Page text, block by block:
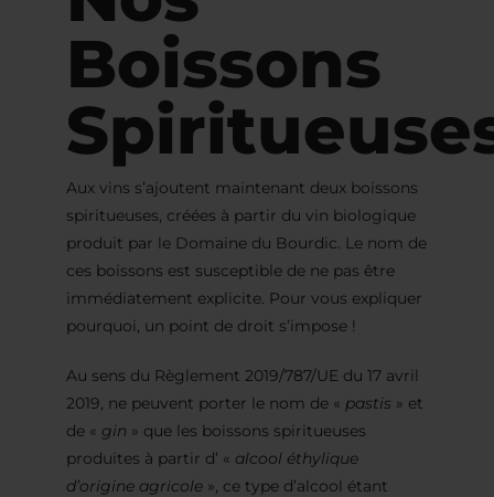
Boissons
Aux vins s’ajoutent maintenant deux boissons
spiritueuses, créées à partir du vin biologique
produit par le Domaine du Bourdic. Le nom de
ces boissons est susceptible de ne pas être
immédiatement explicite. Pour vous expliquer
pourquoi, un point de droit s’impose !
Au sens du Règlement 2019/787/UE du 17 avril
2019, ne peuvent porter le nom de « pastis » et
de « gin » que les boissons spiritueuses
produites à partir d’ « alcool éthylique
d’origine agricole », ce type d’alcool étant